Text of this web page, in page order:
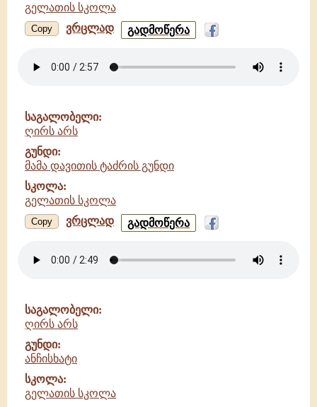
გელათის სკოლა
Copy ვრცლად ღირს
არს
იალონი
გადმოწერა
საგალობელი:
ღირს არს
გუნდი:
მამა დავითის ტაძრის გუნდი
სკოლა:
გელათის სკოლა
Copy ვრცლად ღირს
არს
მამა
გადმოწერა
საგალობელი:
ღირს არს
გუნდი:
ანჩისხატი
სკოლა:
გელათის სკოლა